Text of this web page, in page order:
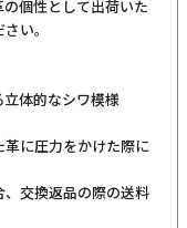
個性として出荷いた
い。
立体的なシワ模様
革に圧力をかけた際に
交換返品の際の送料